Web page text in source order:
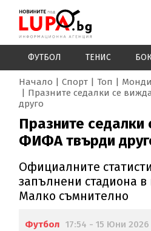
ФУТБОЛ ТЕНИС
Начало Спорт Топ
Празните седалки се
друго
Празните седалки
ФИФА твърди
Официалните
запълнени стадиона
Малко съмнително
Футбол 17:54 - 15 Юни 2026